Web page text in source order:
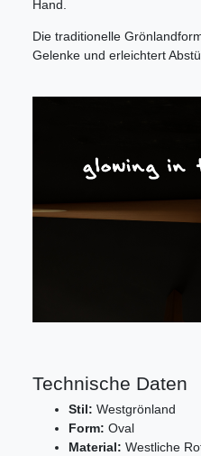
Hand.
Die traditionelle
Gelenke und erleichtert
Technische Daten
Stil: Westgrönland
Form: Oval
Material: Westliche